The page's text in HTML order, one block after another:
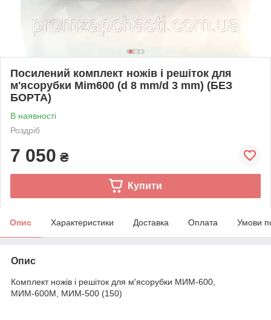
Посилений комплект ножів і решіток для
м'ясорубки Mim600 (d 8 mm/d 3 mm) (БЕЗ
БОРТА)
В наявності
Роздріб
7 050 ₴
Купити
Опис Характеристики Доставка Оплата Умови
Опис
Комплект ножів і решіток для м'ясорубки МИМ-600,
МИМ-600М, МИМ-500 (150)